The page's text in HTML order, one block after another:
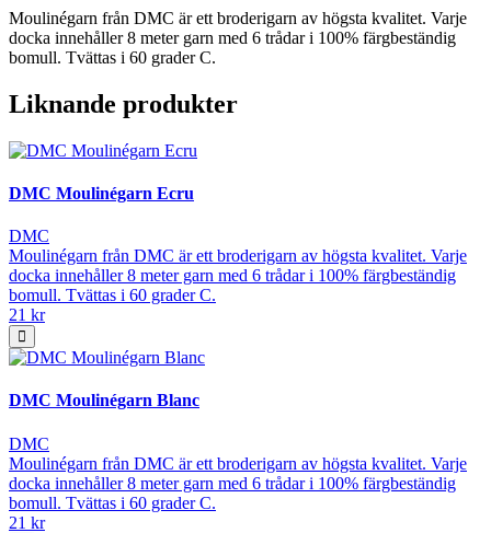
Moulinégarn från DMC är ett broderigarn av högsta kvalitet. Varje
docka innehåller 8 meter garn med 6 trådar i 100% färgbeständig
bomull. Tvättas i 60 grader C.
Liknande produkter
DMC Moulinégarn Ecru
DMC
Moulinégarn från DMC är ett broderigarn av högsta kvalitet. Varje
docka innehåller 8 meter garn med 6 trådar i 100% färgbeständig
bomull. Tvättas i 60 grader C.
21 kr
DMC Moulinégarn Blanc
DMC
Moulinégarn från DMC är ett broderigarn av högsta kvalitet. Varje
docka innehåller 8 meter garn med 6 trådar i 100% färgbeständig
bomull. Tvättas i 60 grader C.
21 kr